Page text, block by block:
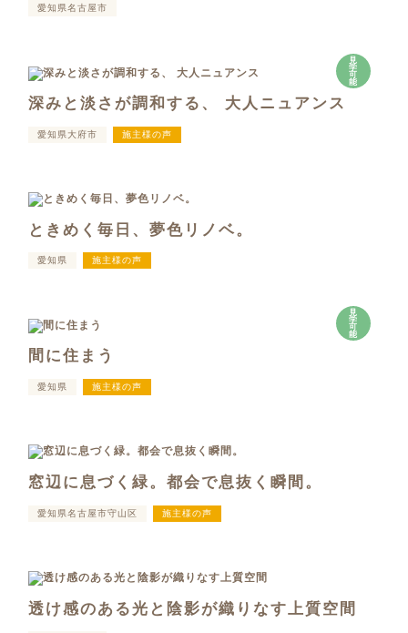
愛知県名古屋市
見
学
可
能
深みと淡さが調和する、 大人ニュアンス
愛知県大府市 施主様の声
ときめく毎日、夢色リノベ。
愛知県 施主様の声
見
学
可
能
間に住まう
愛知県 施主様の声
窓辺に息づく緑。都会で息抜く瞬間。
愛知県名古屋市守山区 施主様の声
透け感のある光と陰影が織りなす上質空間